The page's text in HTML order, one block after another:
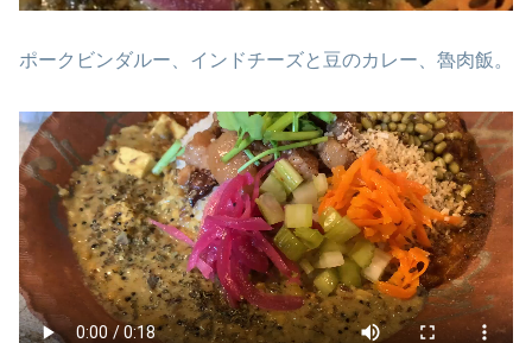
ポークビンダルー、インドチーズと豆のカレー、魯肉飯。